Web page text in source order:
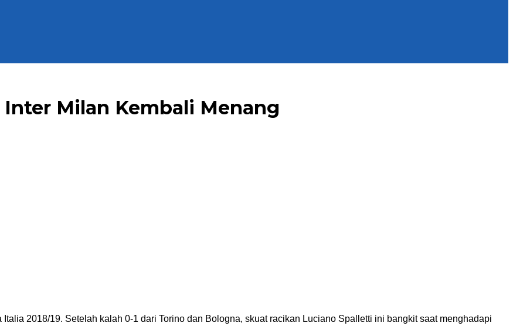
Milan Kembali Menang
2018/19. Setelah kalah 0-1 dari Torino dan Bologna, skuat racikan Luciano Spalletti ini bangkit saat menghadapi